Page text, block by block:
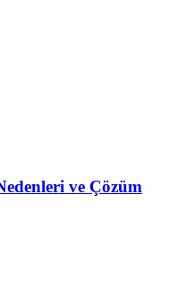
ve Çözüm